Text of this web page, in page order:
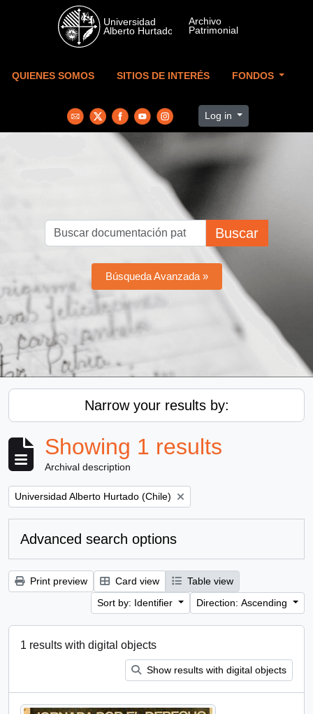
Skip to main content
QUIENES SOMOS SITIOS DE INTERÉS FONDOS
Log in
Buscar
Búsqueda Avanzada »
Narrow your results by:
Showing 1 results
Archival description
Remove filter:
Universidad Alberto Hurtado (Chile)
Advanced search options
Print preview Card view
Table view
Sort by: Identifier
Direction: Ascending
1 results with digital objects
Show results with digital objects